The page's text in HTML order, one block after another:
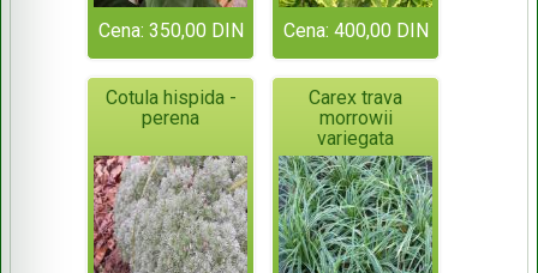
Cena: 350,00 DIN Cena: 400,00 DIN
Cotula hispida -
perena
Carex trava
morrowii
variegata